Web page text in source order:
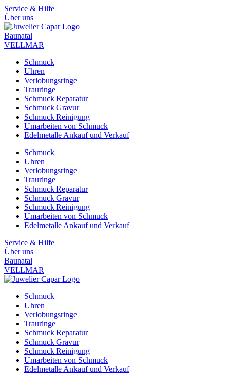
Zum
Inhalt
springen
Service & Hilfe
Über uns
Baunatal
VELLMAR
Schmuck
Uhren
Verlobungsringe
Trauringe
Schmuck Reparatur
Schmuck Gravur
Schmuck Reinigung
Umarbeiten von Schmuck
Edelmetalle Ankauf und Verkauf
Schmuck
Uhren
Verlobungsringe
Trauringe
Schmuck Reparatur
Schmuck Gravur
Schmuck Reinigung
Umarbeiten von Schmuck
Edelmetalle Ankauf und Verkauf
Service & Hilfe
Über uns
Baunatal
VELLMAR
Schmuck
Uhren
Verlobungsringe
Trauringe
Schmuck Reparatur
Schmuck Gravur
Schmuck Reinigung
Umarbeiten von Schmuck
Edelmetalle Ankauf und Verkauf